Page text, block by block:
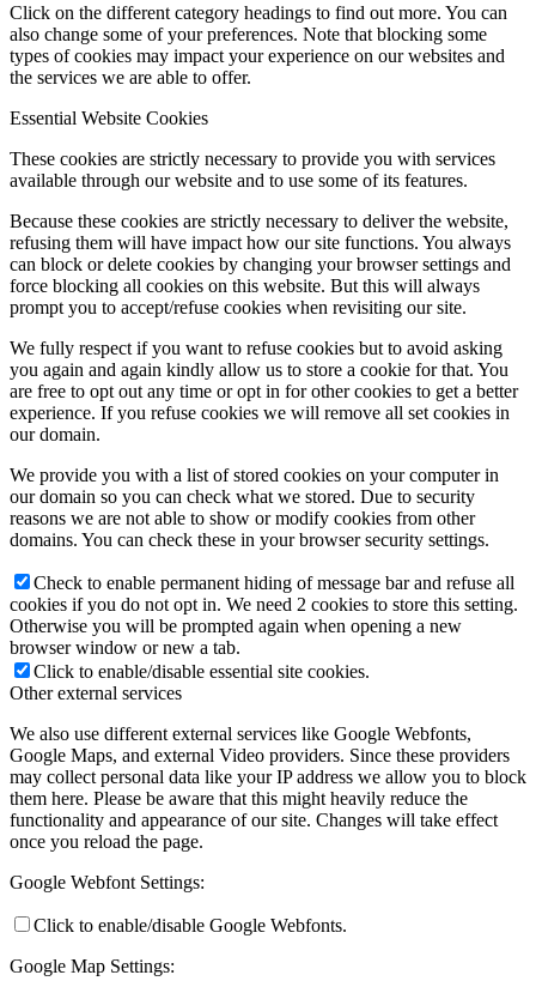
FÉNY ÉS FORRÁS egyházközségünk lapja
Galéria
Keresés
Menu Menu
Click on the different category headings to find out more. You can
also change some of your preferences. Note that blocking some
types of cookies may impact your experience on our websites and
the services we are able to offer.
Essential Website Cookies
These cookies are strictly necessary to provide you with services
available through our website and to use some of its features.
Because these cookies are strictly necessary to deliver the website,
refusing them will have impact how our site functions. You always
can block or delete cookies by changing your browser settings and
force blocking all cookies on this website. But this will always
prompt you to accept/refuse cookies when revisiting our site.
We fully respect if you want to refuse cookies but to avoid asking
you again and again kindly allow us to store a cookie for that. You
are free to opt out any time or opt in for other cookies to get a better
experience. If you refuse cookies we will remove all set cookies in
our domain.
We provide you with a list of stored cookies on your computer in
our domain so you can check what we stored. Due to security
reasons we are not able to show or modify cookies from other
domains. You can check these in your browser security settings.
Check to enable permanent hiding of message bar and refuse all
cookies if you do not opt in. We need 2 cookies to store this setting.
Otherwise you will be prompted again when opening a new
browser window or new a tab.
Click to enable/disable essential site cookies.
Other external services
We also use different external services like Google Webfonts,
Google Maps, and external Video providers. Since these providers
may collect personal data like your IP address we allow you to block
them here. Please be aware that this might heavily reduce the
functionality and appearance of our site. Changes will take effect
once you reload the page.
Google Webfont Settings:
Click to enable/disable Google Webfonts.
Google Map Settings: